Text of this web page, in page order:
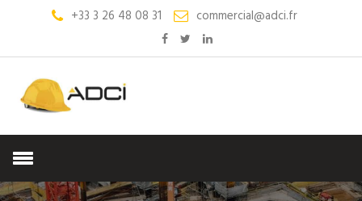
+33 3 26 48 08 31 commercial@adci.fr